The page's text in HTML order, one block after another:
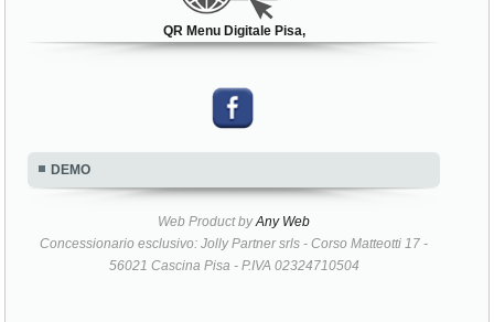
QR Menu Digitale Pisa,
DEMO
Web Product byAny Web
Concessionario esclusivo: Jolly Partner srls - Corso Matteotti 17 -
56021 Cascina Pisa - P.IVA 02324710504